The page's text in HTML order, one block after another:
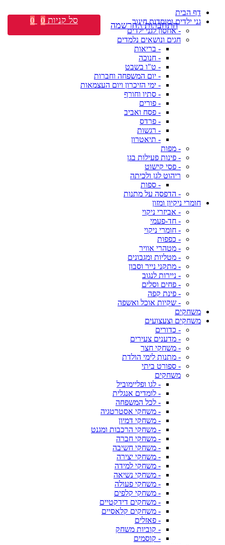
דף הבית
גני ילדים ומוסדות חינוך
- אחסון לגני ילדים
חגים ונושאים נלמדים
- בריאות
- חנוכה
- ט"ו בשבט
- יום המשפחה וחברות
- ימי הזיכרון ויום העצמאות
- סתיו וחורף
- פורים
- פסח ואביב
- פרדס
- רגשות
- תיאטרון
- מפות
- פינות פעילות בגן
- פסי קישוט
ריהוט לגן ולכיתה
- ספות
- הדפסה על מתנות
חומרי ניקיון ומזון
- אביזרי ניקוי
- חד-פעמי
- חומרי ניקוי
- כפפות
- מטהרי אוויר
- מטליות ומגבונים
- מתקני נייר וסבון
- ניירות לנגוב
- פחים וסלים
- פינת קפה
- שקיות אוכל ואשפה
משחקים
משחקים וצעצועים
- כדורים
- מדענים צעירים
- משחקי חצר
- מתנות לימי הולדת
- ספורט ביתי
משחקים
- לגו ופליימוביל
- לומדים אנגלית
- לכל המשפחה
- משחקי אסטרטגיה
- משחקי דמיון
- משחקי הרכבות ומגנט
- משחקי חברה
- משחקי חשיבה
- משחקי יצירה
- משחקי למידה
- משחקי נשיאה
- משחקי פעולה
- משחקי קלפים
- משחקים דידקטיים
- משחקים קלאסיים
- פאזלים
- קוביות משחק
- קוסמים
התחברות \ הרשמה סל קניות 0
0